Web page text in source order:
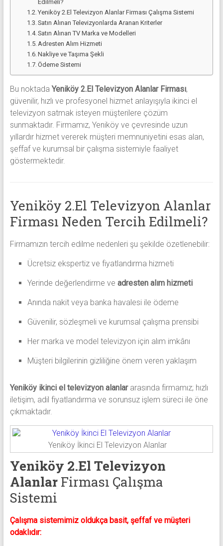
Edilmeli?
Yeniköy 2.El Televizyon Alanlar Firması Çalışma Sistemi
Satın Alınan Televizyonlarda Aranan Kriterler
Satın Alınan TV Marka ve Modelleri
Adresten Alım Hizmeti
Nakliye ve Taşıma Şekli
Ödeme Sistemi
Bu noktadaYeniköy 2.El Televizyon Alanlar Firması,
güvenilir, hızlı ve profesyonel hizmet anlayışıyla ikinci el
televizyon satmak isteyen müşterilere çözüm
sunmaktadır. Firmamız, Yeniköy ve çevresinde uzun
yıllardır hizmet vererek müşteri memnuniyetini esas alan,
şeffaf ve kurumsal bir çalışma sistemiyle faaliyet
göstermektedir.
Yeniköy 2.El Televizyon Alanlar
Firması Neden Tercih Edilmeli?
Firmamızın tercih edilme nedenleri şu şekilde özetlenebilir:
Ücretsiz ekspertiz ve fiyatlandırma hizmeti
Yerinde değerlendirme ve adresten alım hizmeti
Anında nakit veya banka havalesi ile ödeme
Güvenilir, sözleşmeli ve kurumsal çalışma prensibi
Her marka ve model televizyon için alım imkânı
Müşteri bilgilerinin gizliliğine önem veren yaklaşım
Yeniköy ikinci el televizyon alanlararasında firmamız; hızlı
iletişim, adil fiyatlandırma ve sorunsuz işlem süreci ile öne
çıkmaktadır.
Yeniköy İkinci El Televizyon Alanlar
Yeniköy 2.El Televizyon
AlanlarFirması Çalışma
Sistemi
Çalışma sistemimiz oldukça basit, şeffaf ve müşteri
odaklıdır: